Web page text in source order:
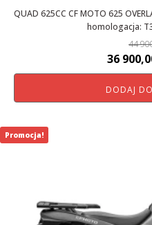
QUAD 625CC CF MOTO 625
homologacja:
44
cena
36
DODAJ
Promocja!